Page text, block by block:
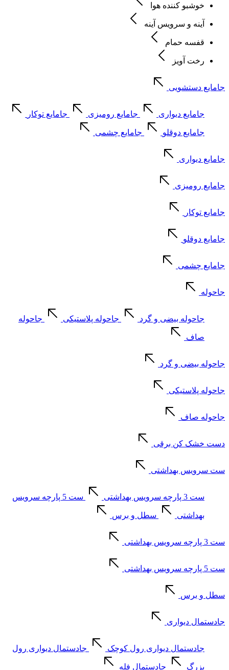
خوشبو کننده هوا
آینه و سرویس آینه
قفسه حمام
رخت آویز
جامایع دستشویی
جامایع دیواری جامایع رومیزی جامایع توکار
جامایع دوقلو جامایع چشمی
جامایع دیواری
جامایع رومیزی
جامایع توکار
جامایع دوقلو
جامایع چشمی
جاحوله
جاحوله بیضی و گرد جاحوله پلاستیکی جاحوله
صاف
جاحوله بیضی و گرد
جاحوله پلاستیکی
جاحوله صاف
دست خشک کن برقی
ست سرویس بهداشتی
ست 3 پارچه سرویس بهداشتی ست 5 پارچه سرویس
بهداشتی سطل و برس
ست 3 پارچه سرویس بهداشتی
ست 5 پارچه سرویس بهداشتی
سطل و برس
جادستمال دیواری
جادستمال دیواری رول کوچک جادستمال دیواری رول
بزرگ جادستمال فله